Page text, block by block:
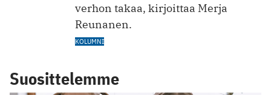
verhon takaa, kirjoittaa Merja
Reunanen.
KOLUMNI
Suosittelemme